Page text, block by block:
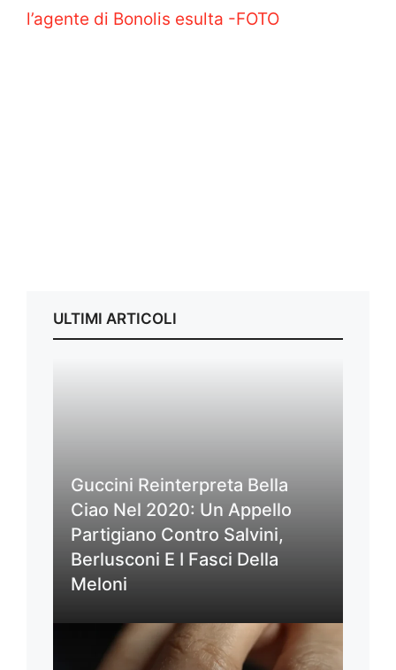
l’agente di Bonolis esulta -FOTO
ULTIMI ARTICOLI
Guccini Reinterpreta Bella
Ciao Nel 2020: Un Appello
Partigiano Contro Salvini,
Berlusconi E I Fasci Della
Meloni